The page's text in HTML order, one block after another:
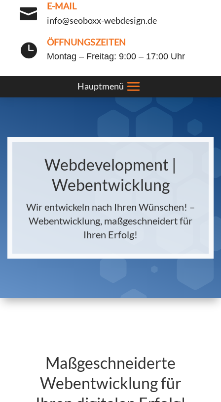

E-MAIL
info@seoboxx-webdesign.de
 ÖFFNUNGSZEITEN
Montag – Freitag: 9:00 – 17:00 Uhr
Webdevelopment |
Webentwicklung
Wir entwickeln nach Ihren Wünschen! –
Webentwicklung, maßgeschneidert für
Ihren Erfolg!
Maßgeschneiderte
Webentwicklung für